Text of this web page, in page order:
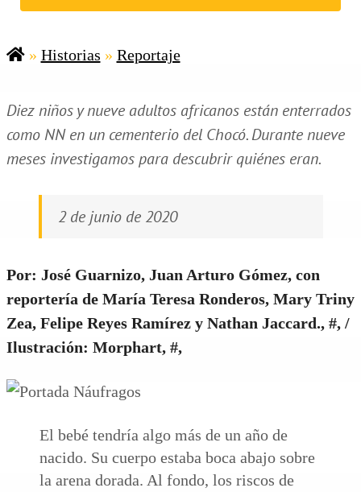
» Historias » Reportaje
Diez niños y nueve adultos africanos están enterrados
como NN en un cementerio del Chocó. Durante nueve
meses investigamos para descubrir quiénes eran.
2 de junio de 2020
Por: José Guarnizo, Juan Arturo Gómez, con
reportería de María Teresa Ronderos, Mary Triny
Zea, Felipe Reyes Ramírez y Nathan Jaccard., #, /
Ilustración: Morphart, #,
El bebé tendría algo más de un año de
nacido. Su cuerpo estaba boca abajo sobre
la arena dorada. Al fondo, los riscos de